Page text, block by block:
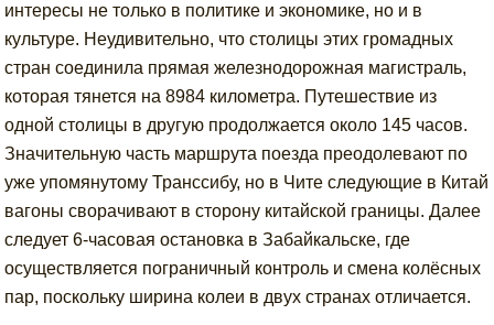
интересы не только в политике и экономике, но и в
культуре. Неудивительно, что столицы этих громадных
стран соединила прямая железнодорожная магистраль,
которая тянется на 8984 километра. Путешествие из
одной столицы в другую продолжается около 145 часов.
Значительную часть маршрута поезда преодолевают по
уже упомянутому Транссибу, но в Чите следующие в Китай
вагоны сворачивают в сторону китайской границы. Далее
следует 6-часовая остановка в Забайкальске, где
осуществляется пограничный контроль и смена колёсных
пар, поскольку ширина колеи в двух странах отличается.